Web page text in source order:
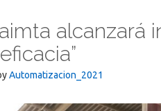
alcanzará
Automatizacion_2021